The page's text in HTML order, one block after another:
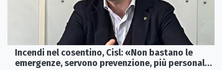
Incendi nel cosentino, Cisl: «Non bastano le
emergenze, servono prevenzione, più personale